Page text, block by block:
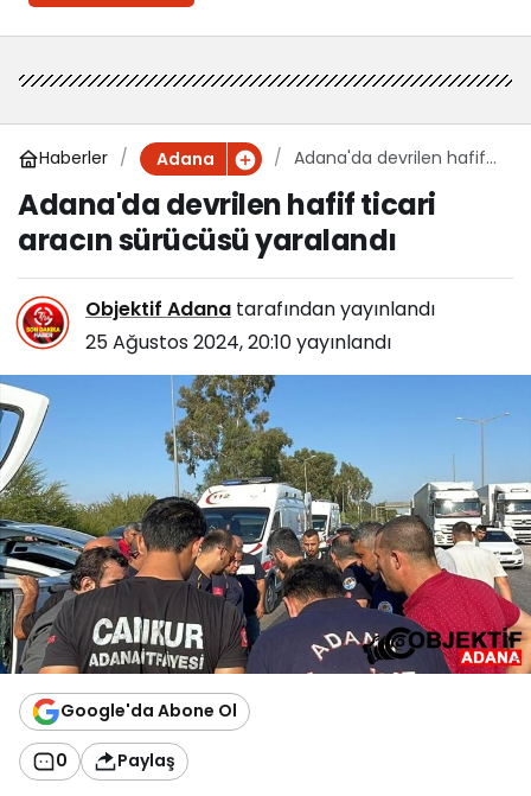
Haberler Adana
Adana'da devrilen hafif
yaralandı
Adana'da devrilen hafif ticari
aracın sürücüsü yaralandı
Objektif Adana tarafından yayınlandı
25 Ağustos 2024, 20:10yayınlandı
Google'da Abone Ol
0 Paylaş